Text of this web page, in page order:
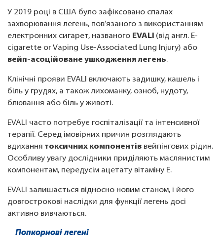
У 2019 році в США було зафіксовано спалах
захворювання легень, пов’язаного з використанням
електронних сигарет, названого EVALI (від англ. E-
cigarette or Vaping Use-Associated Lung Injury) або
вейп-асоційоване ушкодження легень.
Клінічні прояви EVALI включають задишку, кашель і
біль у грудях, а також лихоманку, озноб, нудоту,
блювання або біль у животі.
EVALI часто потребує госпіталізації та інтенсивної
терапії. Серед імовірних причин розглядають
вдихання токсичних компонентів вейпінгових рідин.
Особливу увагу дослідники приділяють маслянистим
компонентам, передусім ацетату вітаміну Е.
EVALI залишається відносно новим станом, і його
довгострокові наслідки для функції легень досі
активно вивчаються.
Попкорнові легені